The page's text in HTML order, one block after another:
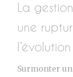
La
une
l’évolution
Surmonter